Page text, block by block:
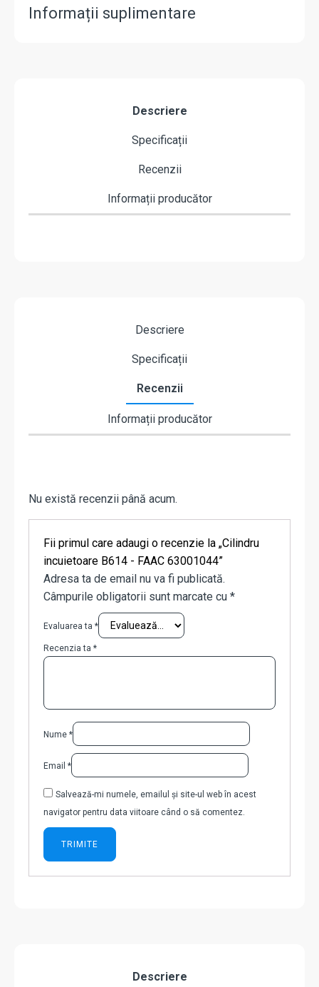
Informații suplimentare
Descriere
Specificații
Recenzii
Informații producător
Descriere
Specificații
Recenzii
Informații producător
Nu există recenzii până acum.
Fii primul care adaugi o recenzie la „Cilindru
incuietoare B614 - FAAC 63001044”
Adresa ta de email nu va fi publicată.
Câmpurile obligatorii sunt marcate cu *
Evaluarea ta *
Recenzia ta *
Nume *
Email *
Salvează-mi numele, emailul și site-ul web în acest
navigator pentru data viitoare când o să comentez.
Descriere